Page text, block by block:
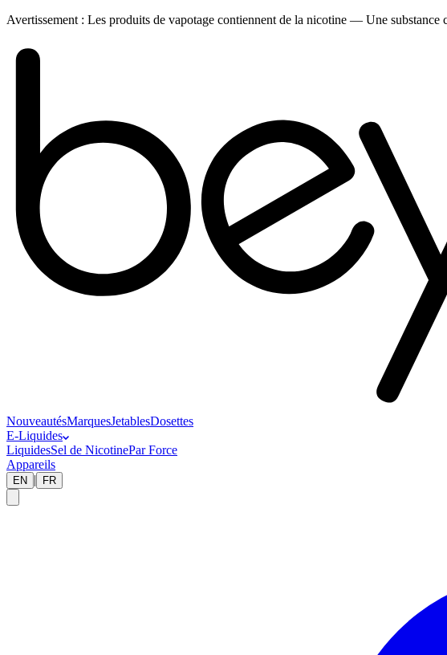
Avertissement : Les produits de vapotage contiennent de la nicotine — Une
NouveautésMarquesJetablesDosettes
E-Liquides
LiquidesSel de NicotinePar Force
Appareils
EN | FR